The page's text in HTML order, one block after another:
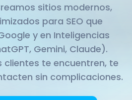
sitios modernos,
para SEO que
y en Inteligencias
Gemini, Claude).
clientes te encuentren, te
sin complicaciones.